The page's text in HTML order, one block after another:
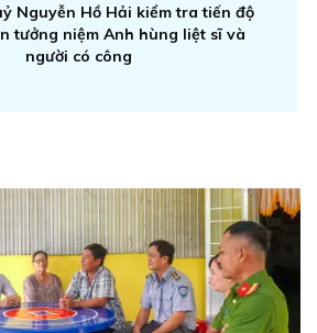
Nguyễn Hồ Hải kiểm tra tiến độ
tưởng niệm Anh hùng liệt sĩ và
người có công